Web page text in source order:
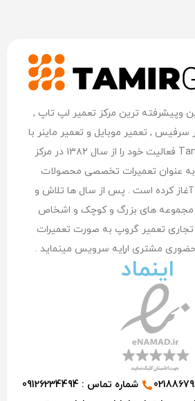
وپیشرفته ترین مرکز تعمیر لپ تاپ ,
, تعمیر موبایل و تعمیر ماینر با
نام تجاری TamirGroup فعالیت خود را از سال ۱۳۸۲ در مرکز
به عنوان تعمیرات تخصصی محصولات
آغاز کرده است . پس از سال ها تلاش و
مجموعه های بزرگ و کوچک و اشخاص
تجاری تعمیر گروپ به صورت تعمیرات
مشتری اراِیه سرویس مینماید .
اینماد
شماره تماس : 09126234494